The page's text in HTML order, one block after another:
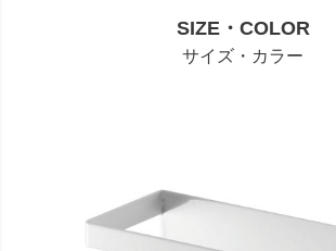
SIZE・COLOR
サイズ・カラー